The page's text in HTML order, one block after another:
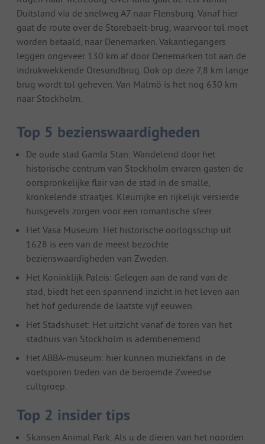
Duitsland via de snelweg A7 naar Flensburg. Vanaf hier
gaat de route over de Storebaelt-brug, waarvoor tol moet
worden betaald, naar Denemarken. Vakantiegangers
leggen ongeveer 130 km af door Denemarken tot aan de
indrukwekkende Öresundbrug. Ook op deze 7,8 km lange
brug wordt tol geheven. Van Malmö is het nog 630 km
naar Stockholm.
Top 5 bezienswaardigheden
De oude stad Gamla Stan: Wandelend door het
historische centrum van Stockholm ervaren gasten de
oorspronkelijke flair van de stad in de smalle,
kronkelende straatjes. Kleurrijke en rijkelijk versierde
huisgevels zorgen voor een romantische sfeer.
Het Vasa Museum: Het historische oorlogsschip uit
1628 is een van de meest bezochte
bezienswaardigheden van Zweden.
Het Koninklijk Paleis: Gelegen aan de rand van de
stad, biedt het een spannend inzicht in het leven aan
het hof gedurende de laatste vijf eeuwen.
Het Stadshuset: Het uitzicht vanaf de toren van het
stadhuis van Stockholm is adembenemend.
Het ABBA-museum: hier kunnen muziekfans in de
voetsporen treden van de beroemde Zweedse
cultgroep.
Top 2 insider tips
Skansen Animal Park: Als u de dieren van het noorden